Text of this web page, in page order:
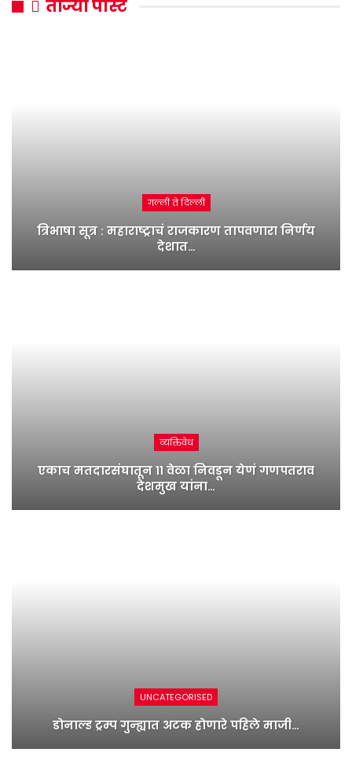
ताज्या पोस्ट
गल्ली ते दिल्ली
त्रिभाषा सूत्र : महाराष्ट्राचं राजकारण तापवणारा निर्णय
देशात…
व्यक्तिवेध
एकाच मतदारसंघातून ११ वेळा निवडून येणं गणपतराव
देशमुख यांना…
UNCATEGORISED
डोनाल्ड ट्रम्प गुन्ह्यात अटक होणारे पहिले माजी…